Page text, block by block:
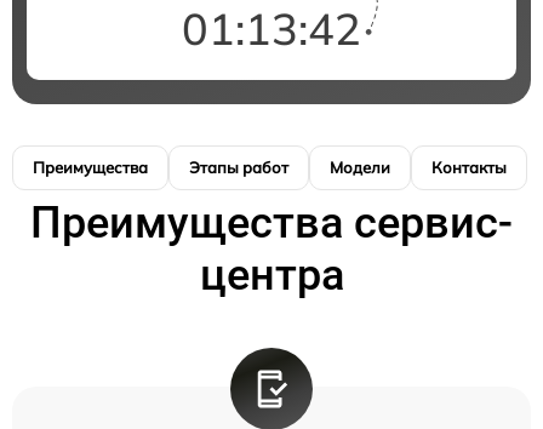
01:13:41
Преимущества Этапы работ Модели Контакты
Преимущества сервис-
центра